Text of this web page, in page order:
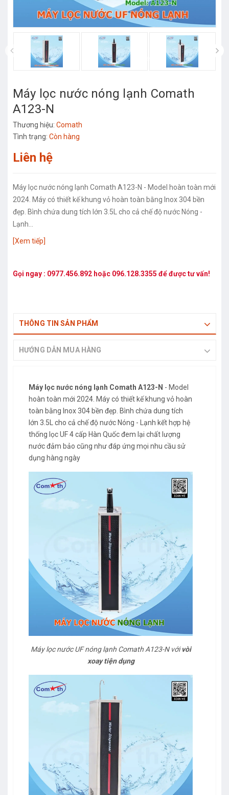
Máy lọc nước nóng lạnh Comath
A123-N
Thương hiệu: Comath
Tình trạng: Còn hàng
Liên hệ
Máy lọc nước nóng lạnh Comath A123-N - Model hoàn toàn mới
2024. Máy có thiết kế khung vỏ hoàn toàn bằng Inox 304 bền
đẹp. Bình chứa dung tích lớn 3.5L cho cả chế độ nước Nóng -
Lạnh...
[Xem tiếp]
Gọi ngay : 0977.456.892 hoặc 096.128.3355 để được tư vấn!
THÔNG TIN SẢN PHẨM
HƯỚNG DẪN MUA HÀNG
Máy lọc nước nóng lạnh Comath A123-N - Model
hoàn toàn mới 2024. Máy có thiết kế khung vỏ hoàn
toàn bằng Inox 304 bền đẹp. Bình chứa dung tích
lớn 3.5L cho cả chế độ nước Nóng - Lạnh kết hợp hệ
thống lọc UF 4 cấp Hàn Quốc đem lại chất lượng
nước đảm bảo cũng như đáp ứng mọi nhu cầu sử
dụng hàng ngày
Máy lọc nước UF nóng lạnh Comath A123-N vớivòi
xoay tiện dụng